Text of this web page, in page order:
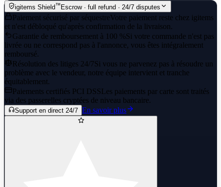
igitems Shield™ Escrow · full refund · 24/7 disputes
Paiement sécurisé par séquestreVotre paiement reste chez igitems
et n'est débloqué qu'après confirmation de la livraison.
Garantie de remboursement à 100 %Si votre commande n'est pas
livrée ou ne correspond pas à l'annonce, vous êtes intégralement
remboursé.
Résolution des litiges 24/7Si vous ne parvenez pas à résoudre un
problème avec le vendeur, notre équipe intervient et tranche
équitablement.
Paiements certifiés PCI DSSLes paiements par carte sont traités
via des passerelles cryptées de niveau bancaire.
Support en direct 24/7 En savoir plus